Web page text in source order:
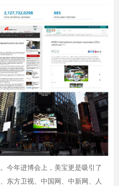
年进博会上，美宝更是吸引了
东方卫视、中国网、中新网、人